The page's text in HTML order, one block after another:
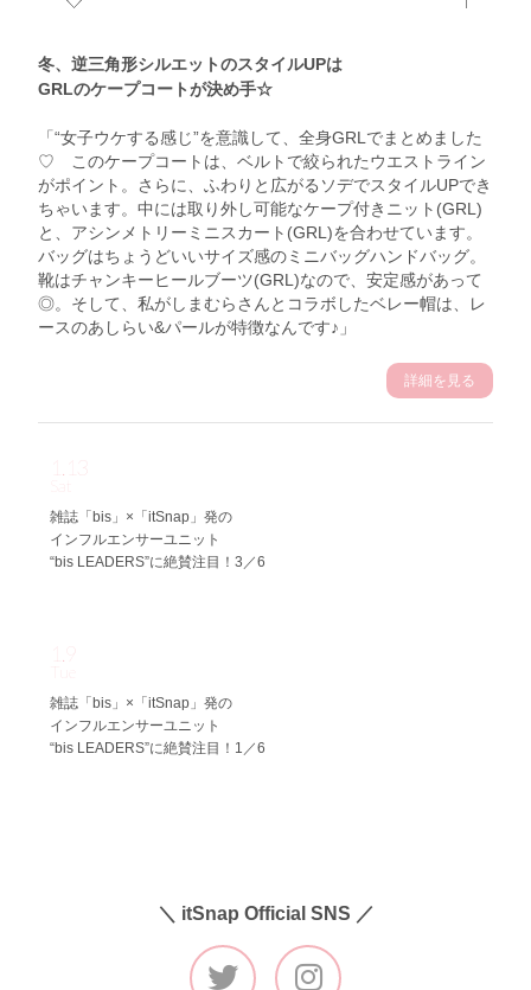
冬、逆三角形シルエットのスタイルUPは
GRLのケープコートが決め手☆
「“女子ウケする感じ”を意識して、全身GRLでまとめました
♡ このケープコートは、ベルトで絞られたウエストライン
がポイント。さらに、ふわりと広がるソデでスタイルUPでき
ちゃいます。中には取り外し可能なケープ付きニット(GRL)
と、アシンメトリーミニスカート(GRL)を合わせています。
バッグはちょうどいいサイズ感のミニバッグハンドバッグ。
靴はチャンキーヒールブーツ(GRL)なので、安定感があって
◎。そして、私がしまむらさんとコラボしたベレー帽は、レ
ースのあしらい&パールが特徴なんです♪」
詳細を見る
雑誌「bis」×「itSnap」発の
インフルエンサーユニット
“bis LEADERS”に絶賛注目！3／6
雑誌「bis」×「itSnap」発の
インフルエンサーユニット
“bis LEADERS”に絶賛注目！1／6
＼ itSnap Official SNS ／